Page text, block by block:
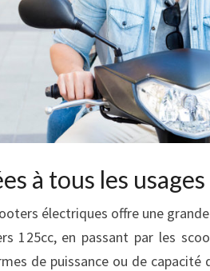
à tous les usages
électriques offre une
125cc, en passant par les
de puissance ou de capacité